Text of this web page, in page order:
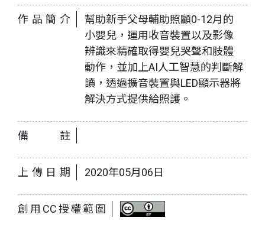
作品簡介
幫助新手父母輔助照顧0-12月的
小嬰兒，運用收音裝置以及影像
辨識來精確取得嬰兒哭聲和肢體
動作，並加上AI人工智慧的判斷解
讀，透過擴音裝置與LED顯示器將
解決方式提供給照護。
備註
上傳日期 2020年05月06日
創用CC授權範圍